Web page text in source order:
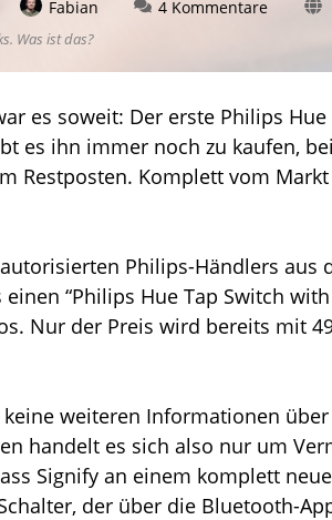
Fabian 4 Kommentarezu
Hue
als
Schalter
Was ist das?
es soweit: Der erste Philips
es ihn immer noch zu kaufen,
Restposten. Komplett vom
Philips-Händlers aus
“Philips Hue Tap Switch
Nur der Preis wird bereits mit
weiteren Informationen
handelt es sich also nur um
Signify an einem komplett
der über die Bluetooth-